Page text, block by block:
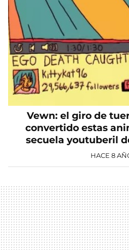
Vewn: el giro de
convertido estas
secuela youtuberil
HACE 8